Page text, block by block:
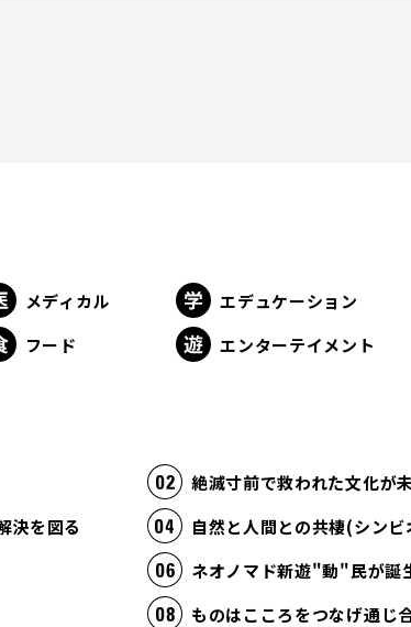
メディカル エデュケーション
フード エンターテイメント
絶滅寸前で救われた文化が
決を図る
自然と人間との共棲(シン
ネオノマド新遊"動"民が誕
ものはこころをつなげ通じ